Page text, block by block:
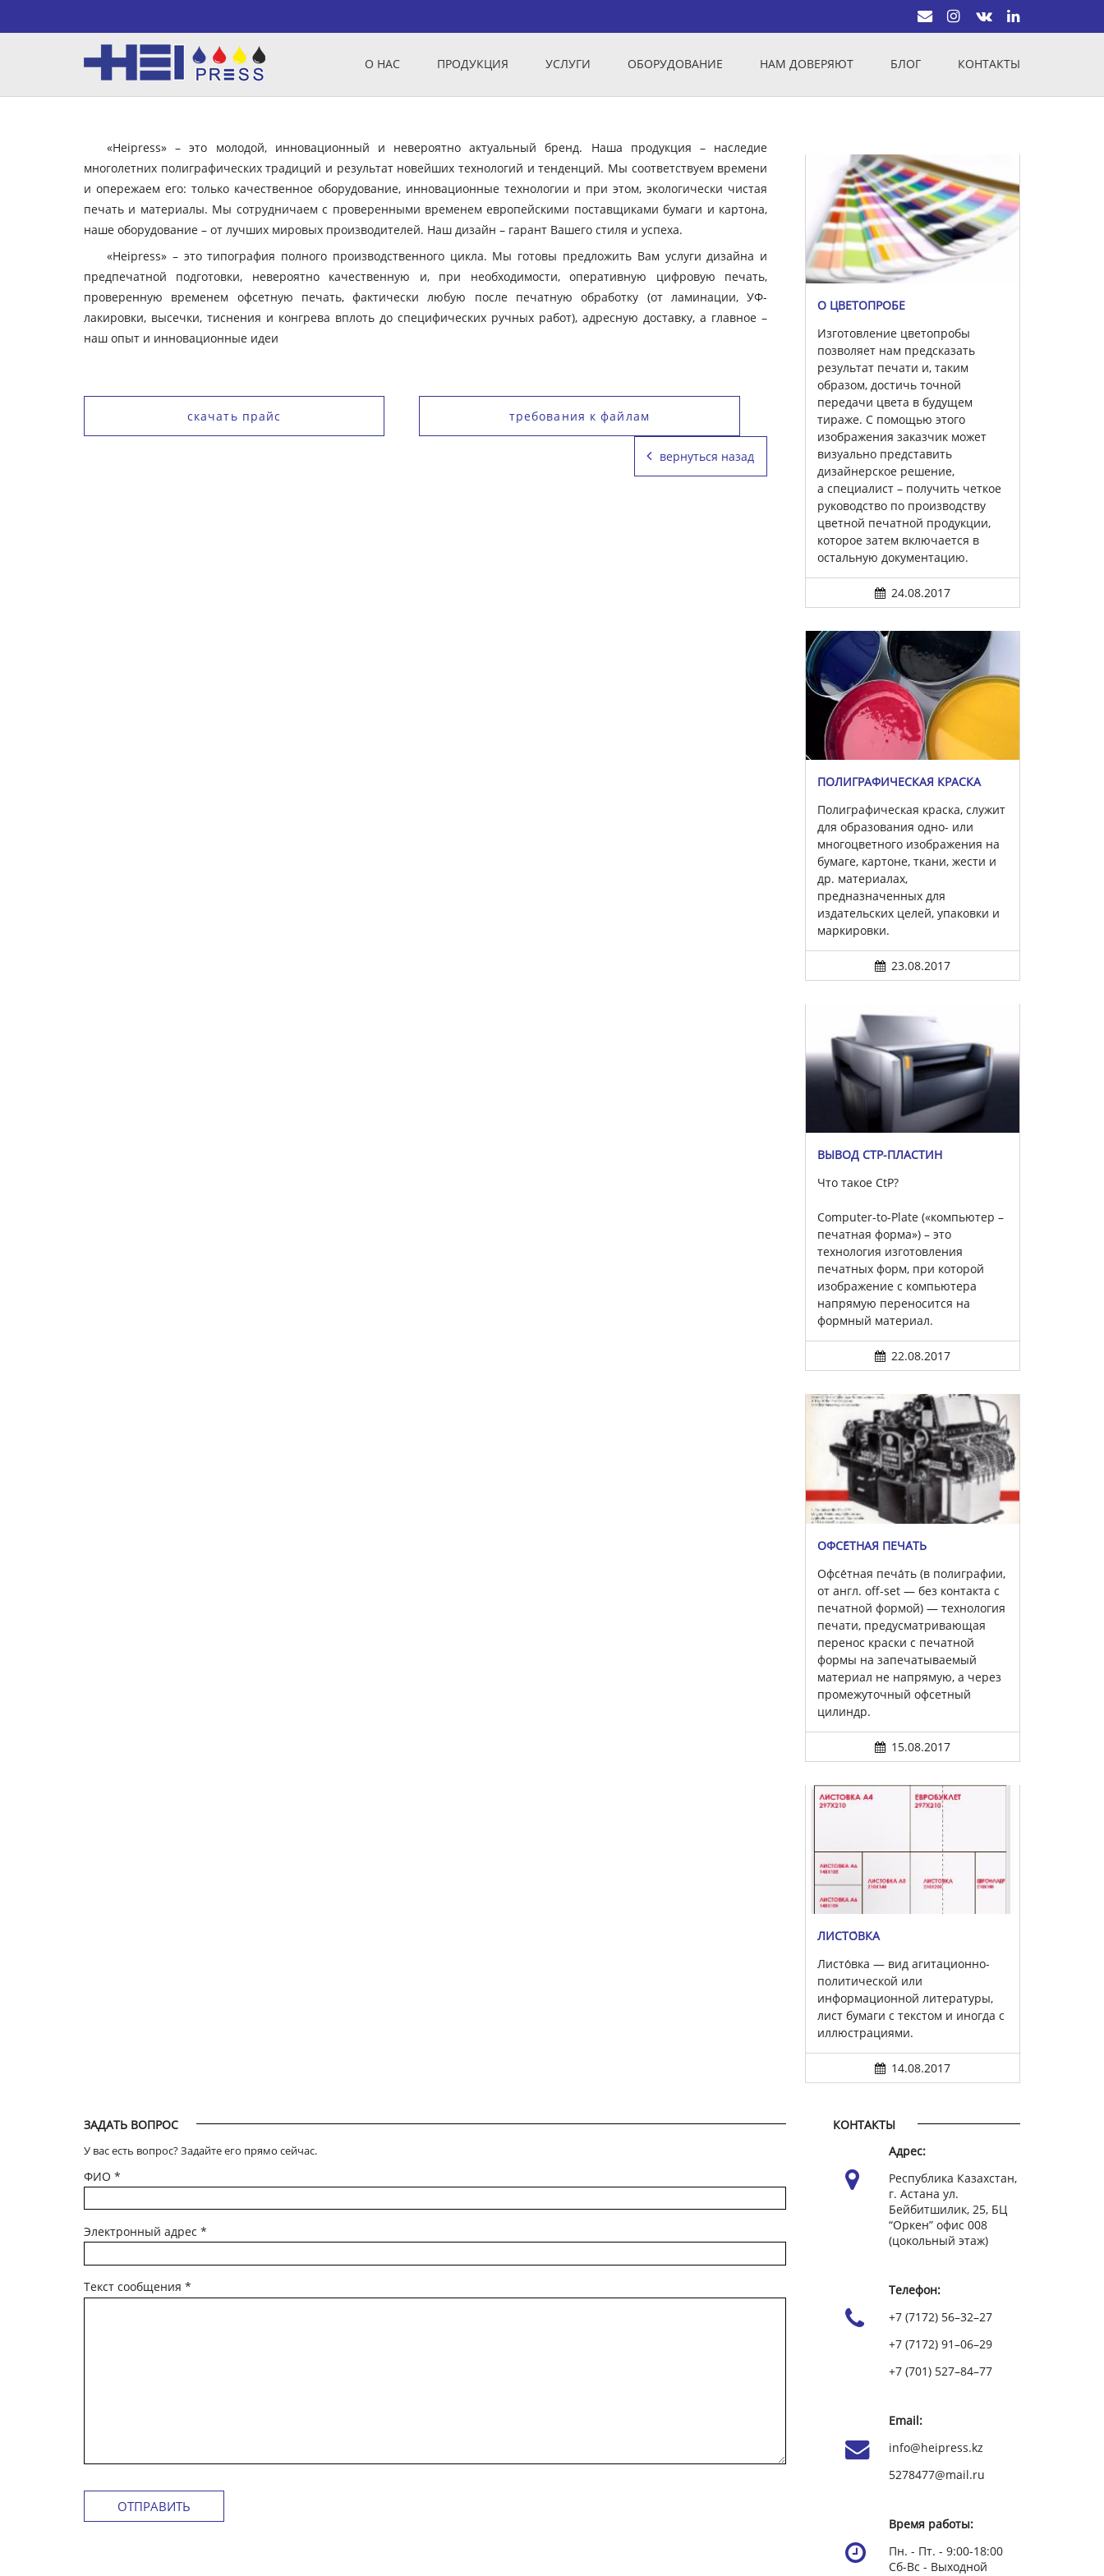
О НАС ПРОДУКЦИЯ УСЛУГИ ОБОРУДОВАНИЕ НАМ ДОВЕРЯЮТ БЛОГ КОНТАКТЫ
«Heipress» – это молодой, инновационный и невероятно актуальный бренд. Наша продукция – наследие
многолетних полиграфических традиций и результат новейших технологий и тенденций. Мы соответствуем времени
и опережаем его: только качественное оборудование, инновационные технологии и при этом, экологически чистая
печать и материалы. Мы сотрудничаем с проверенными временем европейскими поставщиками бумаги и картона,
наше оборудование – от лучших мировых производителей. Наш дизайн – гарант Вашего стиля и успеха.
«Heipress» – это типография полного производственного цикла. Мы готовы предложить Вам услуги дизайна и
предпечатной подготовки, невероятно качественную и, при необходимости, оперативную цифровую печать,
проверенную временем офсетную печать, фактически любую после печатную обработку (от ламинации, УФ-
лакировки, высечки, тиснения и конгрева вплоть до специфических ручных работ), адресную доставку, а главное –
наш опыт и инновационные идеи
скачать прайс требования к файлам
вернуться назад
О ЦВЕТОПРОБЕ
Изготовление цветопробы
позволяет нам предсказать
результат печати и, таким
образом, достичь точной
передачи цвета в будущем
тираже. С помощью этого
изображения заказчик может
визуально представить
дизайнерское решение,
а специалист – получить четкое
руководство по производству
цветной печатной продукции,
которое затем включается в
остальную документацию.
24.08.2017
ПОЛИГРАФИЧЕСКАЯ КРАСКА
Полиграфическая краска, служит
для образования одно- или
многоцветного изображения на
бумаге, картоне, ткани, жести и
др. материалах,
предназначенных для
издательских целей, упаковки и
маркировки.
23.08.2017
ВЫВОД CTP-ПЛАСТИН
Что такое CtP?
Computer-to-Plate («компьютер –
печатная форма») – это
технология изготовления
печатных форм, при которой
изображение с компьютера
напрямую переносится на
формный материал.
22.08.2017
ОФСЕ́ТНАЯ ПЕЧА́ТЬ
Офсе́тная печа́ть (в полиграфии,
от англ. off-set — без контакта с
печатной формой) — технология
печати, предусматривающая
перенос краски с печатной
формы на запечатываемый
материал не напрямую, а через
промежуточный офсетный
цилиндр.
15.08.2017
ЛИСТО́ВКА
Листо́вка — вид агитационно-
политической или
информационной литературы,
лист бумаги с текстом и иногда с
иллюстрациями.
14.08.2017
ЗАДАТЬ ВОПРОС
У вас есть вопрос? Задайте его прямо сейчас.
ФИО *
Электронный адрес *
Текст сообщения *
КОНТАКТЫ
Адрес:
Республика Казахстан,
г. Астана ул.
Бейбитшилик, 25, БЦ
“Оркен” офис 008
(цокольный этаж)
Телефон:
+7 (7172) 56–32–27
+7 (7172) 91–06–29
+7 (701) 527–84–77
Email:
info@heipress.kz
5278477@mail.ru
Время работы:
Пн. - Пт. - 9:00-18:00
Сб-Вс - Выходной